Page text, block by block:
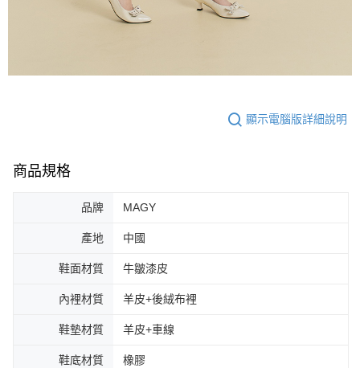
顯示電腦版詳細說明
商品規格
品牌 MAGY
產地 中國
鞋面材質 牛皺漆皮
內裡材質 羊皮+後絨布裡
鞋墊材質 羊皮+車線
鞋底材質 橡膠